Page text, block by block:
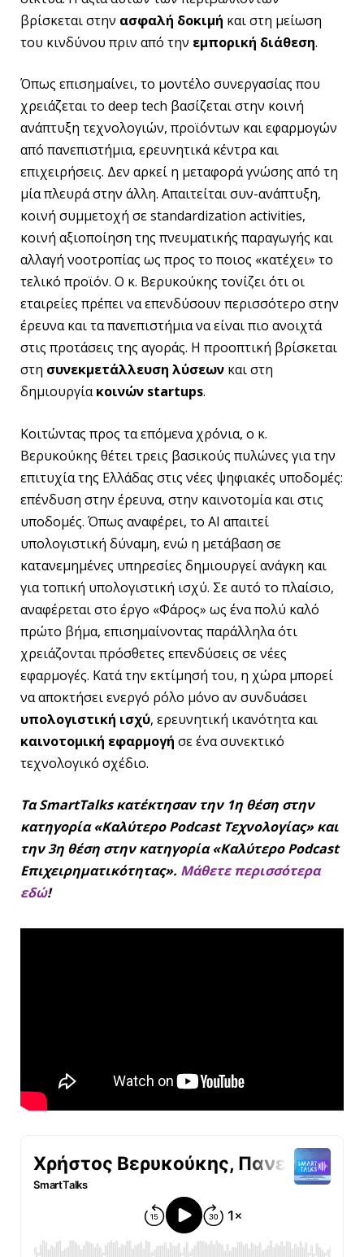
βρίσκεται στην ασφαλή δοκιμή και στη μείωση
του κινδύνου πριν από την εμπορική διάθεση.
Όπως επισημαίνει, το μοντέλο συνεργασίας που
χρειάζεται το deep tech βασίζεται στην κοινή
ανάπτυξη τεχνολογιών, προϊόντων και εφαρμογών
από πανεπιστήμια, ερευνητικά κέντρα και
επιχειρήσεις. Δεν αρκεί η μεταφορά γνώσης από τη
μία πλευρά στην άλλη. Απαιτείται συν-ανάπτυξη,
κοινή συμμετοχή σε standardization activities,
κοινή αξιοποίηση της πνευματικής παραγωγής και
αλλαγή νοοτροπίας ως προς το ποιος «κατέχει» το
τελικό προϊόν. Ο κ. Βερυκούκης τονίζει ότι οι
εταιρείες πρέπει να επενδύσουν περισσότερο στην
έρευνα και τα πανεπιστήμια να είναι πιο ανοιχτά
στις προτάσεις της αγοράς. Η προοπτική βρίσκεται
στη συνεκμετάλλευση λύσεων και στη
δημιουργίακοινών startups.
Κοιτώντας προς τα επόμενα χρόνια, ο κ.
Βερυκούκης θέτει τρεις βασικούς πυλώνες για την
επιτυχία της Ελλάδας στις νέες ψηφιακές υποδομές:
επένδυση στην έρευνα, στην καινοτομία και στις
υποδομές. Όπως αναφέρει, το AI απαιτεί
υπολογιστική δύναμη, ενώ η μετάβαση σε
κατανεμημένες υπηρεσίες δημιουργεί ανάγκη και
για τοπική υπολογιστική ισχύ. Σε αυτό το πλαίσιο,
αναφέρεται στο έργο «Φάρος» ως ένα πολύ καλό
πρώτο βήμα, επισημαίνοντας παράλληλα ότι
χρειάζονται πρόσθετες επενδύσεις σε νέες
εφαρμογές. Κατά την εκτίμησή του, η χώρα μπορεί
να αποκτήσει ενεργό ρόλο μόνο αν συνδυάσει
υπολογιστική ισχύ, ερευνητική ικανότητα και
καινοτομική εφαρμογή σε ένα συνεκτικό
τεχνολογικό σχέδιο.
Τα SmartTalks κατέκτησαν την 1η θέση στην
κατηγορία «Καλύτερο Podcast Τεχνολογίας» και
την 3η θέση στην κατηγορία «Καλύτερο Podcast
Επιχειρηματικότητας». Μάθετε περισσότερα
εδώ!